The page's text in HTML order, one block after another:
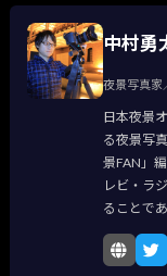
中村勇
夜景写真家
日本夜景
る夜景写
景FAN」
レビ・ラ
ることで